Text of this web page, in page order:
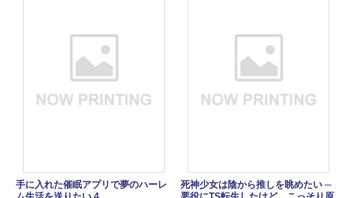
手に入れた催眠アプリで夢のハーレ
死神少女は陰から推しを眺めたい ─